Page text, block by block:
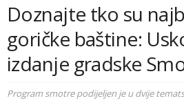
Doznajte tko su
goričke baštine:
izdanje gradske
Program smotre podijeljen je u dvije